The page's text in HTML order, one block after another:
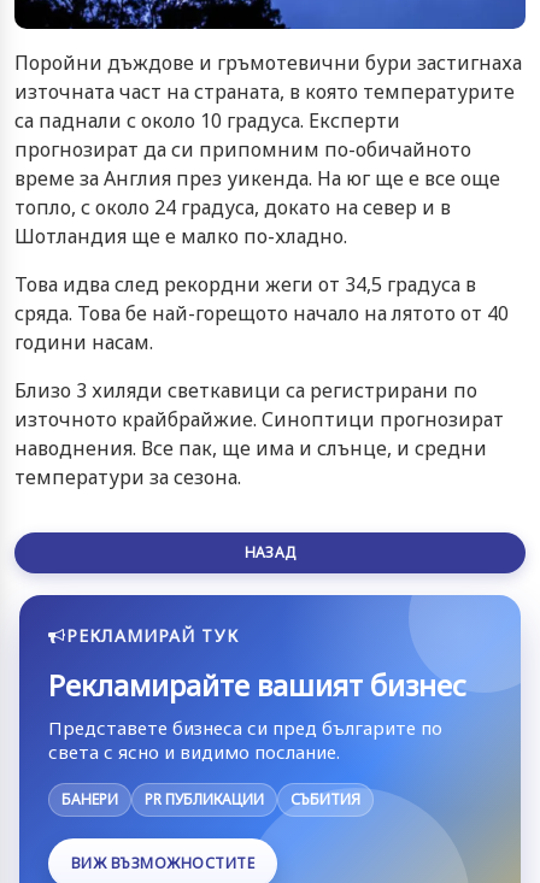
Поройни дъждове и гръмотевични бури застигнаха
източната част на страната, в която температурите
са паднали с около 10 градуса. Експерти
прогнозират да си припомним по-обичайното
време за Англия през уикенда. На юг ще е все още
топло, с около 24 градуса, докато на север и в
Шотландия ще е малко по-хладно.
Това идва след рекордни жеги от 34,5 градуса в
сряда. Това бе най-горещото начало на лятото от 40
години насам.
Близо 3 хиляди светкавици са регистрирани по
източното крайбрайжие. Синоптици прогнозират
наводнения. Все пак, ще има и слънце, и средни
температури за сезона.
НАЗАД
РЕКЛАМИРАЙ ТУК
Рекламирайте вашият бизнес
Представете бизнеса си пред българите по
света с ясно и видимо послание.
БАНЕРИ PR ПУБЛИКАЦИИ СЪБИТИЯ
ВИЖ ВЪЗМОЖНОСТИТЕ